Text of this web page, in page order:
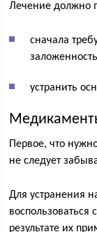
Лечение должно
сначала
устранить
Первое, что
не следует
Для устранения
результате их